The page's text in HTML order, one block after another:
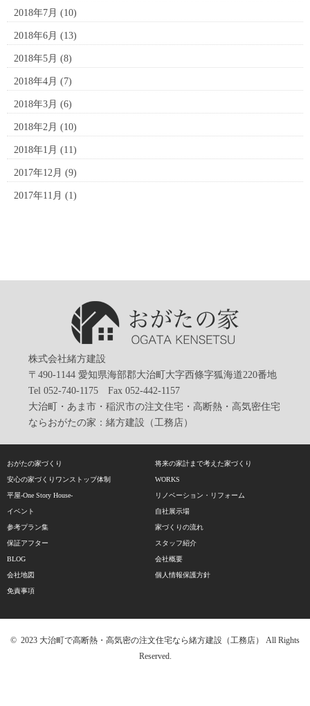
2018年7月 (10)
2018年6月 (13)
2018年5月 (8)
2018年4月 (7)
2018年3月 (6)
2018年2月 (10)
2018年1月 (11)
2017年12月 (9)
2017年11月 (1)
株式会社緒方建設
〒490-1144 愛知県海部郡大治町大字西條字狐海道220番地
Tel 052-740-1175 Fax 052-442-1157
大治町・あま市・稲沢市の注文住宅・高断熱・高気密住宅
ならおがたの家：緒方建設（工務店）
おがたの家づくり 将来の家計まで考えた家づくり
安心の家づくりワンストップ体制 WORKS
平屋-One Story House- リノベーション・リフォーム
イベント 自社展示場
参考プラン集 家づくりの流れ
保証アフター スタッフ紹介
BLOG 会社概要
会社地図 個人情報保護方針
免責事項
© 2023 大治町で高断熱・高気密の注文住宅なら緒方建設（工務店） All Rights
Reserved.